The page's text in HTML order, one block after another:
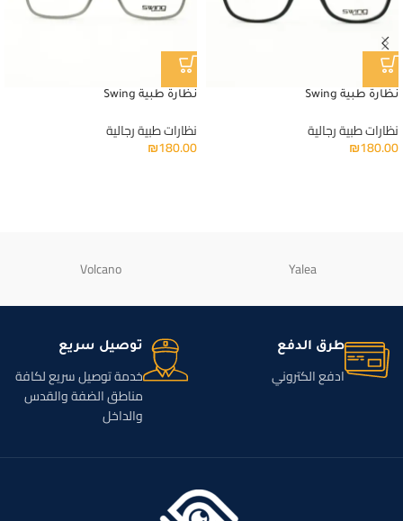
نظارة طبية Swing
نظارات طبية رجالية
₪180.00
نظارة طبية Swing
نظارات طبية رجالية
₪180.00
Yalea
Volcano
طرق الدفع
ادفع الكتروني
توصيل سريع
خدمة توصيل سريع لكافة
مناطق الضفة والقدس
والداخل